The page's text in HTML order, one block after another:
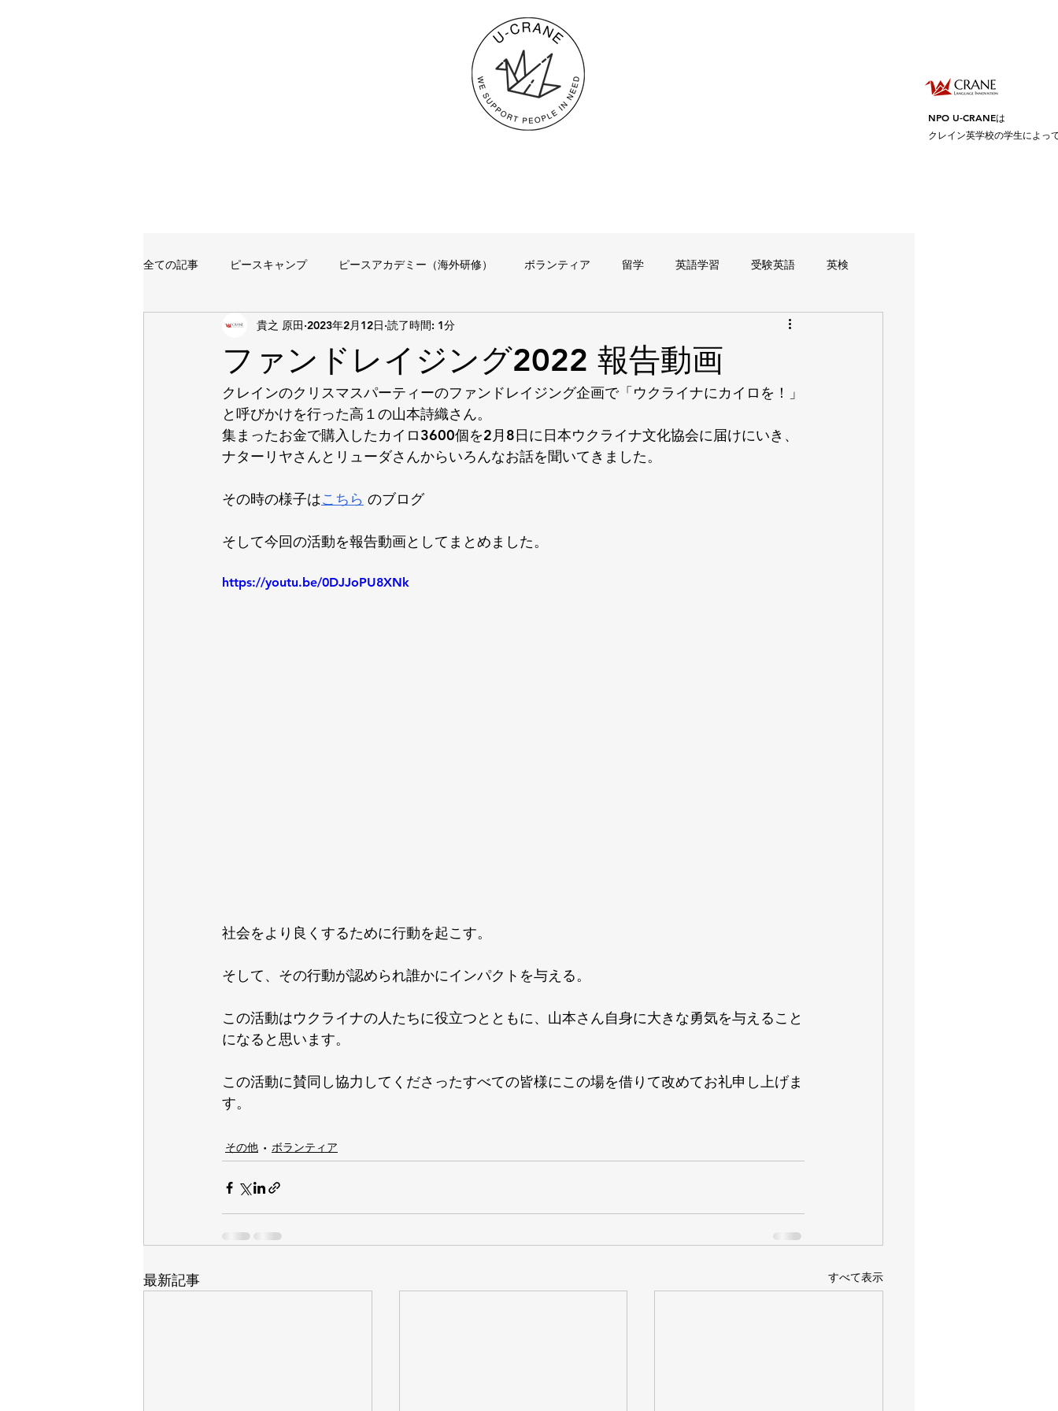
NPO U-CRANEは
クレイン英学校の学生によっ
全ての記事 ピースキャンプ ピースアカデミー（海外研修） ボランティア 留学 英語学習 受験英語 英検
講習会 講師 その他 代表のつぶやき
ファンドレイジング2022 報告動画
貴之 原田 2023年2月12日 読了時間: 1分
クレインのクリスマスパーティーのファンドレイジング企画で「ウクライナにカイロを！」
と呼びかけを行った高１の山本詩織さん。
集まったお金で購入したカイロ3600個を2月8日に日本ウクライナ文化協会に届けにいき、
ナターリヤさんとリューダさんからいろんなお話を聞いてきました。
その時の様子はこちら のブログ
そして今回の活動を報告動画としてまとめました。
https://youtu.be/0DJJoPU8XNk
社会をより良くするために行動を起こす。
そして、その行動が認められ誰かにインパクトを与える。
この活動はウクライナの人たちに役立つとともに、山本さん自身に大きな勇気を与えること
になると思います。
この活動に賛同し協力してくださったすべての皆様にこの場を借りて改めてお礼申し上げま
す。
その他 ボランティア
最新記事 すべて表示